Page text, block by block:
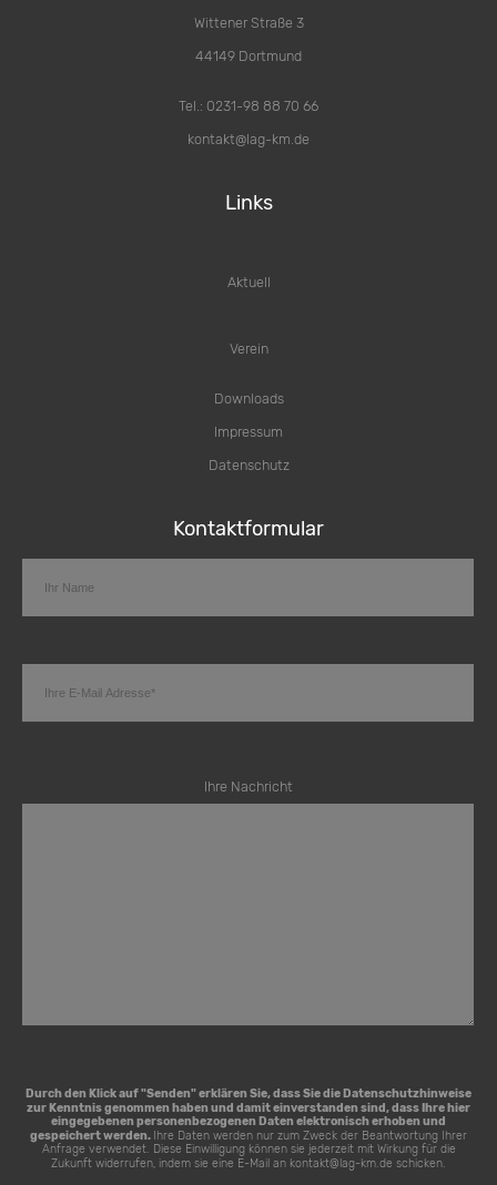
Wittener Straße 3
44149 Dortmund
Tel.: 0231-98 88 70 66
kontakt@lag-km.de
Links
Aktuell
Verein
Downloads
Impressum
Datenschutz
Kontaktformular
Ihre Nachricht
Durch den Klick auf "Senden" erklären Sie, dass Sie die Datenschutzhinweise
zur Kenntnis genommen haben und damit einverstanden sind, dass Ihre hier
eingegebenen personenbezogenen Daten elektronisch erhoben und
gespeichert werden. Ihre Daten werden nur zum Zweck der Beantwortung Ihrer
Anfrage verwendet. Diese Einwilligung können sie jederzeit mit Wirkung für die
Zukunft widerrufen, indem sie eine E-Mail an kontakt@lag-km.de schicken.